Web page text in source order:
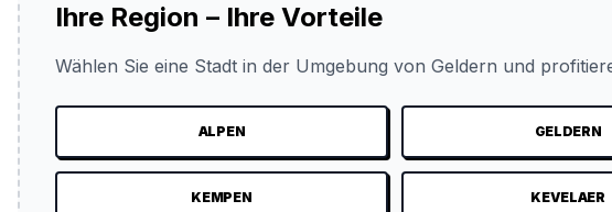
Ihre Region – Ihre Vorteile
Wählen Sie eine Stadt in der Umgebung von Geldern und
ALPEN GELDERN
KEMPEN KEVELAER